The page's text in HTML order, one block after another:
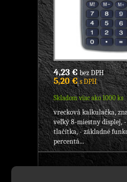
4,23 €bez DPH
5,20 €s DPH
Skladom viac ako 1000 ks
vrecková kalkulačka,
veľký 8-miestny displej,
tlačítka, - základné
percentá...